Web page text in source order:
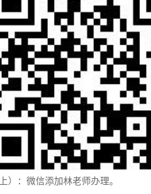
）：微信添加林老师办理。